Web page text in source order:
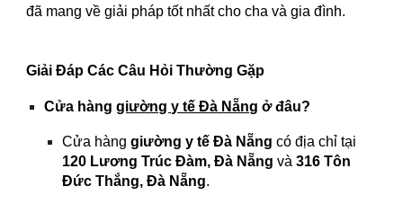
đã mang về giải pháp tốt nhất cho cha và gia đình.
Giải Đáp Các Câu Hỏi Thường Gặp
Cửa hànggiường y tế Đà Nẵng ở đâu?
Cửa hànggiường y tế Đà Nẵng có địa chỉ tại
120 Lương Trúc Đàm, Đà Nẵng và316 Tôn
Đức Thắng, Đà Nẵng.